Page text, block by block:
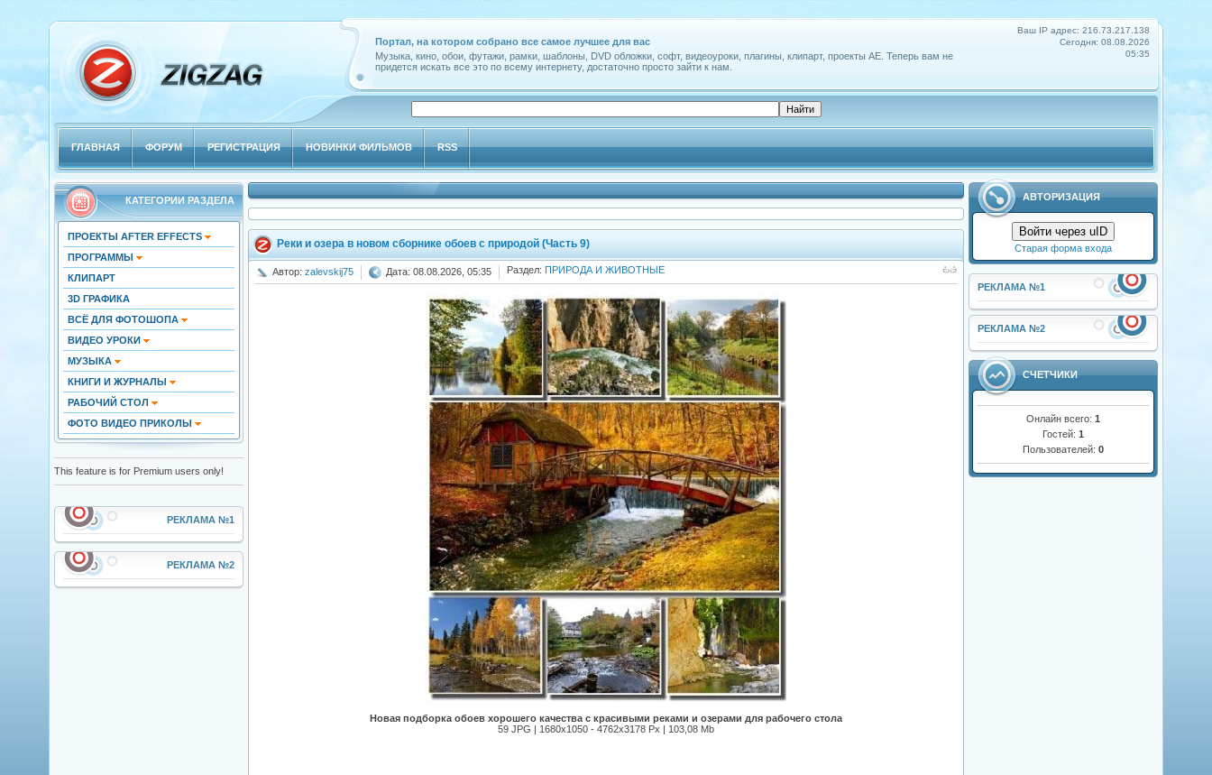
Ваш IP адрес: 216.73.217.138
Сегодня: 08.08.2026
05:35
Портал, на котором собрано все самое лучшее для вас
Музыка, кино, обои, футажи, рамки, шаблоны, DVD обложки, софт, видеоуроки, плагины, клипарт, проекты АЕ. Теперь вам не
придется искать все это по всему интернету, достаточно просто зайти к нам.
ГЛАВНАЯ ФОРУМ РЕГИСТРАЦИЯ НОВИНКИ ФИЛЬМОВ RSS
КАТЕГОРИИ РАЗДЕЛА
ПРОЕКТЫ AFTER EFFECTS
ПРОГРАММЫ
КЛИПАРТ
3D ГРАФИКА
ВСЁ ДЛЯ ФОТОШОПА
ВИДЕО УРОКИ
МУЗЫКА
КНИГИ И ЖУРНАЛЫ
РАБОЧИЙ СТОЛ
ФОТО ВИДЕО ПРИКОЛЫ
This feature is for Premium users only!
РЕКЛАМА №1
РЕКЛАМА №2
АВТОРИЗАЦИЯ
Войти через uID
Старая форма входа
РЕКЛАМА №1
РЕКЛАМА №2
СЧЕТЧИКИ
Онлайн всего:1
Гостей:1
Пользователей:0
Реки и озера в новом сборнике обоев с природой (Часть 9)
Автор: zalevskij75 Дата: 08.08.2026, 05:35 Раздел: ПРИРОДА И ЖИВОТНЫЕ
Новая подборка обоев хорошего качества с красивыми реками и озерами для рабочего стола
59 JPG | 1680х1050 - 4762х3178 Px | 103,08 Mb